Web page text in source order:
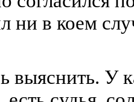
ни в коем
выяснить. У